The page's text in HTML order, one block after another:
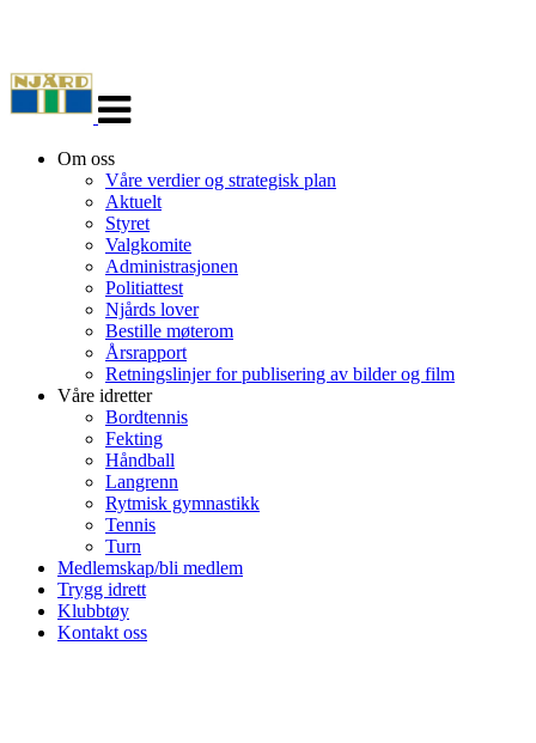
navigasjon
Om oss
Våre verdier og strategisk plan
Aktuelt
Styret
Valgkomite
Administrasjonen
Politiattest
Njårds lover
Bestille møterom
Årsrapport
Retningslinjer for publisering av bilder og film
Våre idretter
Bordtennis
Fekting
Håndball
Langrenn
Rytmisk gymnastikk
Tennis
Turn
Medlemskap/bli medlem
Trygg idrett
Klubbtøy
Kontakt oss